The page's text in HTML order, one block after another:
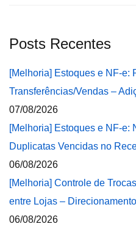
Posts Recentes
[Melhoria] Estoques e NF-e:
Transferências/Vendas –
07/08/2026
[Melhoria] Estoques e NF-e:
Duplicatas Vencidas no
06/08/2026
[Melhoria] Controle de
entre Lojas –
06/08/2026